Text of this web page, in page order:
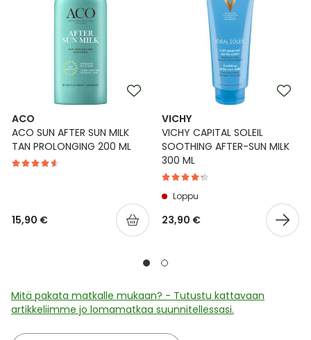
ACO
ACO SUN AFTER SUN MILK
TAN PROLONGING 200 ML
15,90 €
VICHY
VICHY CAPITAL SOLEIL
SOOTHING AFTER-SUN MILK
300 ML
Loppu
23,90 €
Mitä pakata matkalle mukaan? - Tutustu kattavaan
artikkeliimme jo lomamatkaa suunnitellessasi.